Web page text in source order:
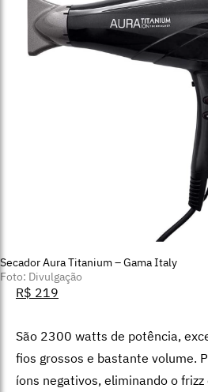
Secador Aura Titanium – Gama Italy
Foto: Divulgação
R$ 219
São 2300 watts de potência,
fios grossos e bastante volume.
íons negativos, eliminando o